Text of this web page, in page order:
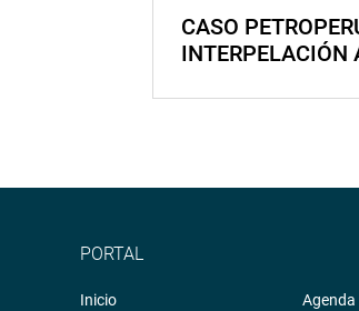
CASO
INTERPELACIÓN
PORTAL
Inicio
Agenda